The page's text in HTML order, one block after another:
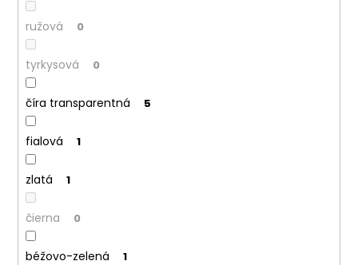
ružová 0
tyrkysová 0
číra transparentná 5
fialová 1
zlatá 1
čierna 0
béžovo-zelená 1